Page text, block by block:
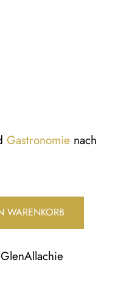
Gastronomie nach
WARENKORB